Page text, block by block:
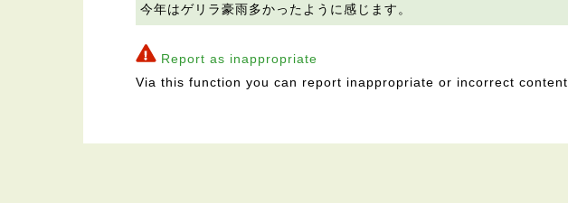
今年はゲリラ豪雨多かったように感じます。
Report as inappropriate
Via this function you can report inappropriate or incorrect content.